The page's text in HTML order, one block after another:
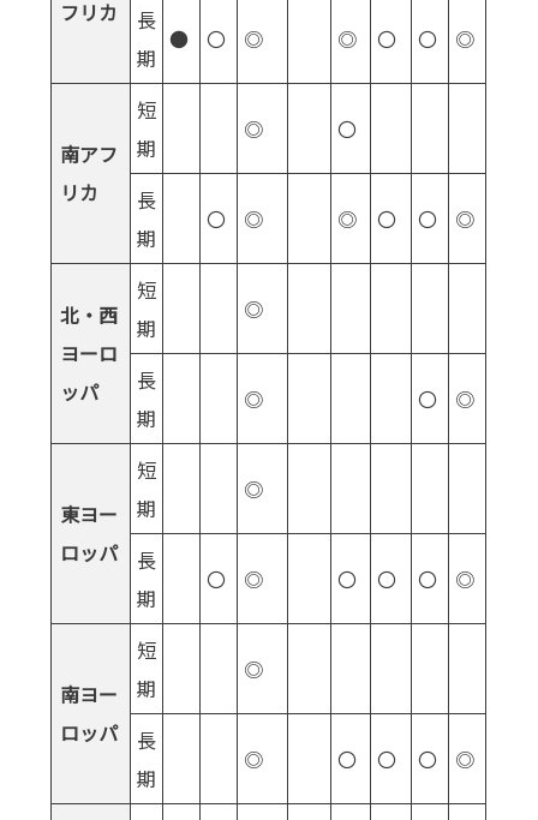
フリカ
長
期
● 〇 ◎ ◎ 〇 〇 ◎
南アフ
リカ
短
期
◎ 〇
長
期
〇 ◎ ◎ 〇 〇 ◎
北・西
ヨーロ
ッパ
短
期
◎
長
期
◎ 〇 ◎
東ヨー
ロッパ
短
期
◎
長
期
〇 ◎ 〇 〇 〇 ◎
南ヨー
ロッパ
短
期
◎
長
期
◎ 〇 〇 〇 ◎